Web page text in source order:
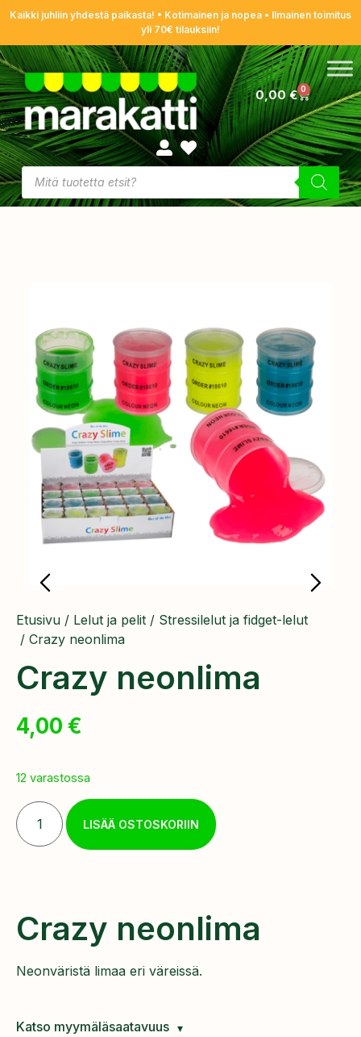
Kaikki juhliin yhdestä paikasta! • Kotimainen ja nopea • Ilmainen toimitus
yli 70€ tilauksiin!
0,00€ 0
Etusivu / Lelut ja pelit / Stressilelut ja fidget-lelut
/ Crazy neonlima
Crazy neonlima
4,00 €
12 varastossa
LISÄÄ OSTOSKORIIN
Crazy neonlima
Neonväristä limaa eri väreissä.
Katso myymäläsaatavuus